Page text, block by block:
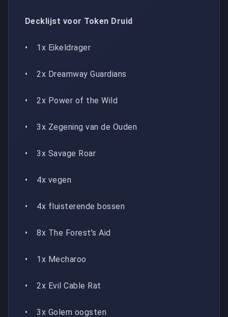
Decklijst voor Token Druid
• 1x Eikeldrager
• 2x Dreamway Guardians
• 2x Power of the Wild
• 3x Zegening van de Ouden
• 3x Savage Roar
• 4x vegen
• 4x fluisterende bossen
• 8x The Forest's Aid
• 1x Mecharoo
• 2x Evil Cable Rat
• 3x Golem oogsten